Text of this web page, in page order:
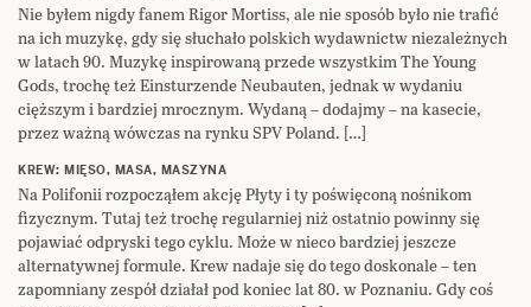
Nie byłem nigdy fanem Rigor Mortiss, ale nie sposób było nie trafić
na ich muzykę, gdy się słuchało polskich wydawnictw niezależnych
w latach 90. Muzykę inspirowaną przede wszystkim The Young
Gods, trochę też Einsturzende Neubauten, jednak w wydaniu
cięższym i bardziej mrocznym. Wydaną – dodajmy – na kasecie,
przez ważną wówczas na rynku SPV Poland. […]
KREW: MIĘSO, MASA, MASZYNA
Na Polifonii rozpocząłem akcję Płyty i ty poświęconą nośnikom
fizycznym. Tutaj też trochę regularniej niż ostatnio powinny się
pojawiać odpryski tego cyklu. Może w nieco bardziej jeszcze
alternatywnej formule. Krew nadaje się do tego doskonale – ten
zapomniany zespół działał pod koniec lat 80. w Poznaniu. Gdy coś